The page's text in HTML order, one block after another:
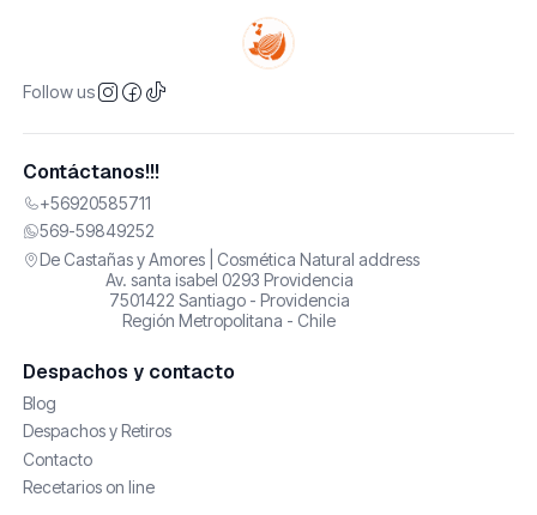
Follow us
Contáctanos!!!
+56920585711
569-59849252
De Castañas y Amores | Cosmética Natural address
Av. santa isabel 0293 Providencia
7501422 Santiago - Providencia
Región Metropolitana - Chile
Despachos y contacto
Blog
Despachos y Retiros
Contacto
Recetarios on line